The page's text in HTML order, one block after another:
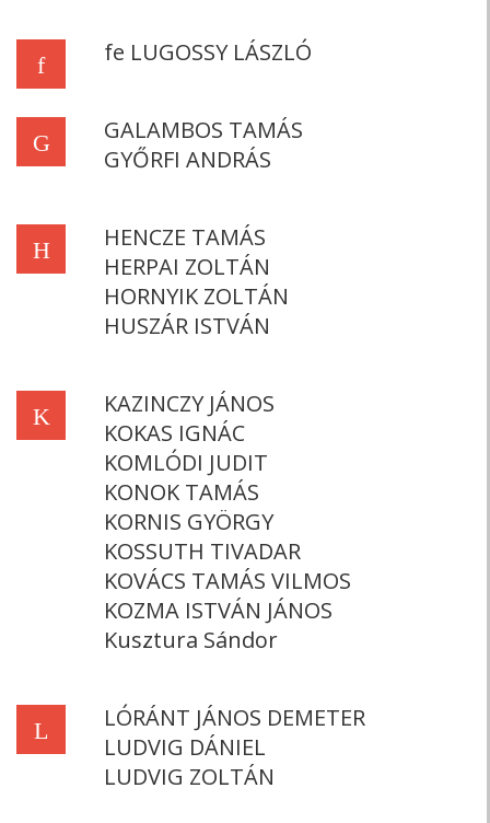
f fe LUGOSSY LÁSZLÓ
G
GALAMBOS TAMÁS
GYŐRFI ANDRÁS
H
HENCZE TAMÁS
HERPAI ZOLTÁN
HORNYIK ZOLTÁN
HUSZÁR ISTVÁN
K
KAZINCZY JÁNOS
KOKAS IGNÁC
KOMLÓDI JUDIT
KONOK TAMÁS
KORNIS GYÖRGY
KOSSUTH TIVADAR
KOVÁCS TAMÁS VILMOS
KOZMA ISTVÁN JÁNOS
Kusztura Sándor
L
LÓRÁNT JÁNOS DEMETER
LUDVIG DÁNIEL
LUDVIG ZOLTÁN